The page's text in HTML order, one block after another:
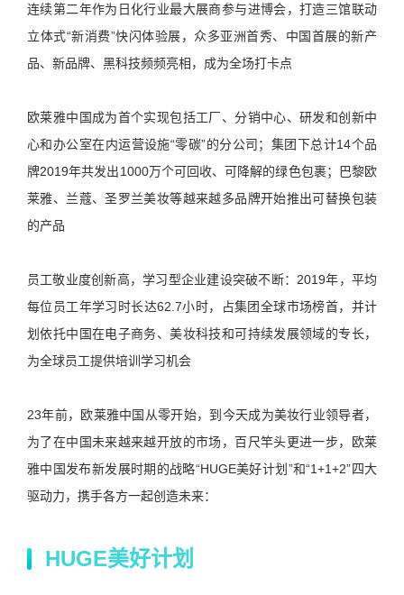
连续第二年作为日化行业最大展商参与进博会，打造三馆联动
立体式“新消费”快闪体验展，众多亚洲首秀、中国首展的新产
品、新品牌、黑科技频频亮相，成为全场打卡点
欧莱雅中国成为首个实现包括工厂、分销中心、研发和创新中
心和办公室在内运营设施“零碳”的分公司；集团下总计14个品
牌2019年共发出1000万个可回收、可降解的绿色包裹；巴黎欧
莱雅、兰蔻、圣罗兰美妆等越来越多品牌开始推出可替换包装
的产品
员工敬业度创新高，学习型企业建设突破不断：2019年，平均
每位员工年学习时长达62.7小时，占集团全球市场榜首，并计
划依托中国在电子商务、美妆科技和可持续发展领域的专长，
为全球员工提供培训学习机会
23年前，欧莱雅中国从零开始，到今天成为美妆行业领导者，
为了在中国未来越来越开放的市场，百尺竿头更进一步，欧莱
雅中国发布新发展时期的战略“HUGE美好计划”和“1+1+2”四大
驱动力，携手各方一起创造未来：
HUGE美好计划